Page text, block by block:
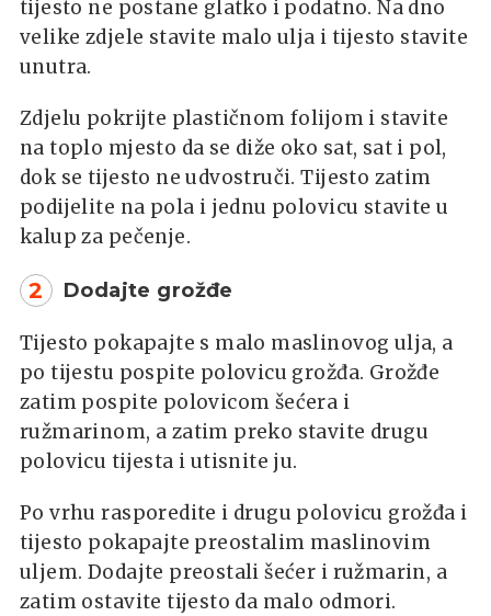
tijesto ne postane glatko i podatno. Na dno
velike zdjele stavite malo ulja i tijesto stavite
unutra.
Zdjelu pokrijte plastičnom folijom i stavite
na toplo mjesto da se diže oko sat, sat i pol,
dok se tijesto ne udvostruči. Tijesto zatim
podijelite na pola i jednu polovicu stavite u
kalup za pečenje.
2 Dodajte grožđe
Tijesto pokapajte s malo maslinovog ulja, a
po tijestu pospite polovicu grožđa. Grožđe
zatim pospite polovicom šećera i
ružmarinom, a zatim preko stavite drugu
polovicu tijesta i utisnite ju.
Po vrhu rasporedite i drugu polovicu grožđa i
tijesto pokapajte preostalim maslinovim
uljem. Dodajte preostali šećer i ružmarin, a
zatim ostavite tijesto da malo odmori.